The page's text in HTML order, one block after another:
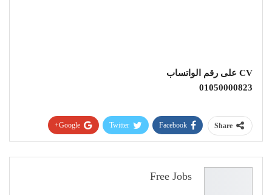
CV على رقم الواتساب
01050000823
Share
Facebook
Twitter
Google+
البريد الإلكتروني
Free Jobs